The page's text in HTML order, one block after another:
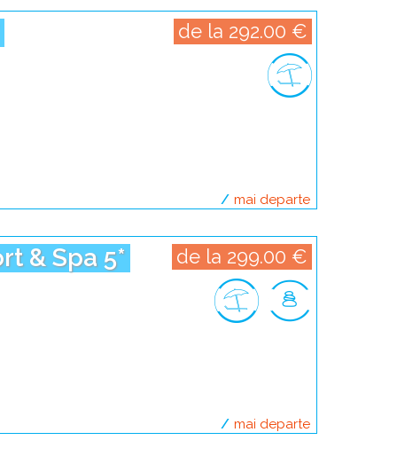
de la 292.00 €
mai departedespre
& Spa 5* de la 299.00 €
mai departedespre